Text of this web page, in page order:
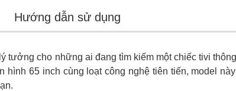
Hướng dẫn sử dụng
tưởng cho những ai đang tìm kiếm một chiếc tivi
65 inch cùng loạt công nghệ tiên tiến, model